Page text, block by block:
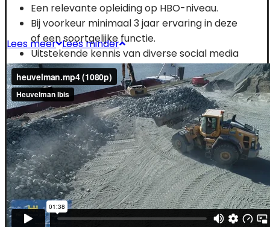
Een relevante opleiding op HBO-niveau.
Bij voorkeur minimaal 3 jaar ervaring in deze
of een soortgelijke functie.
Uitstekende kennis van diverse social media
toepassingen.
Uitstekende beheersing (mondeling en
schriftelijk) van de Nederlandse taal, goede
mondelinge beheersing van de Duitse taal.
Rijbewijs B.
Belangrijke persoonlijke eigenschappen
voor deze functie zijn: klantgericht,
initiatiefrijk, zelfstandig, doortastend en
creatief.
Je bent beschikbaar voor 32 tot 40 uur per
week.
Lees meer Lees minder